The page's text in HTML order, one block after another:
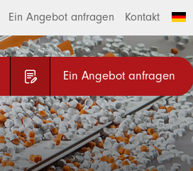
Ein Angebot anfragen Kontakt
Ein Angebot anfragen